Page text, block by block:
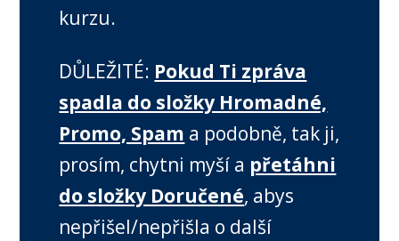
kurzu.
DŮLEŽITÉ: Pokud Ti zpráva
spadla do složky Hromadné,
Promo, Spam a podobně, tak ji,
prosím, chytni myší a přetáhni
do složky Doručené, abys
nepřišel/nepřišla o další